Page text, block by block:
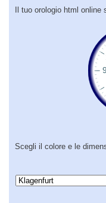
Il tuo orologio html
Scegli il colore e le